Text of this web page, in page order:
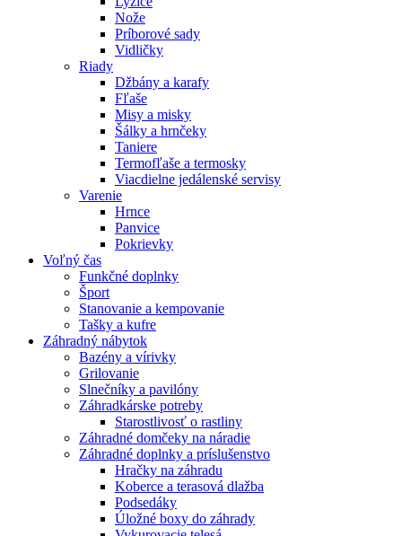
Nože
Príborové sady
Vidličky
Riady
Džbány a karafy
Fľaše
Misy a misky
Šálky a hrnčeky
Taniere
Termofľaše a termosky
Viacdielne jedálenské servisy
Varenie
Hrnce
Panvice
Pokrievky
Voľný čas
Funkčné doplnky
Šport
Stanovanie a kempovanie
Tašky a kufre
Záhradný nábytok
Bazény a vírivky
Grilovanie
Slnečníky a pavilóny
Záhradkárske potreby
Starostlivosť o rastliny
Záhradné domčeky na náradie
Záhradné doplnky a príslušenstvo
Hračky na záhradu
Koberce a terasová dlažba
Podsedáky
Úložné boxy do záhrady